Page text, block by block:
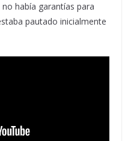
había garantías para
pautado inicialmente